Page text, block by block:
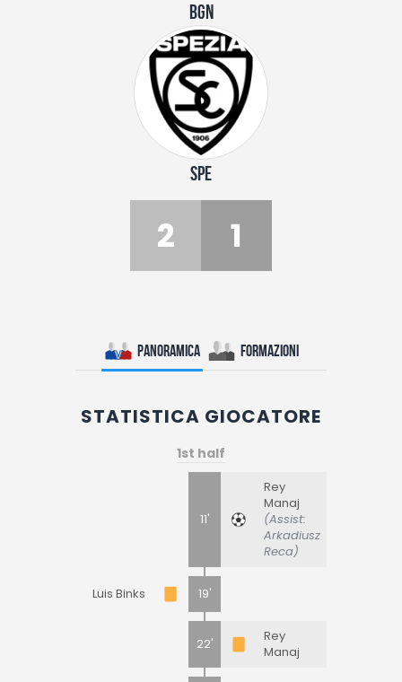
BGN
SPE
2 1
Panoramica Formazioni
STATISTICA GIOCATORE
1st half
11'
Rey
Manaj
(Assist:
Arkadiusz
Reca)
Luis Binks 19'
22'
Rey
Manaj